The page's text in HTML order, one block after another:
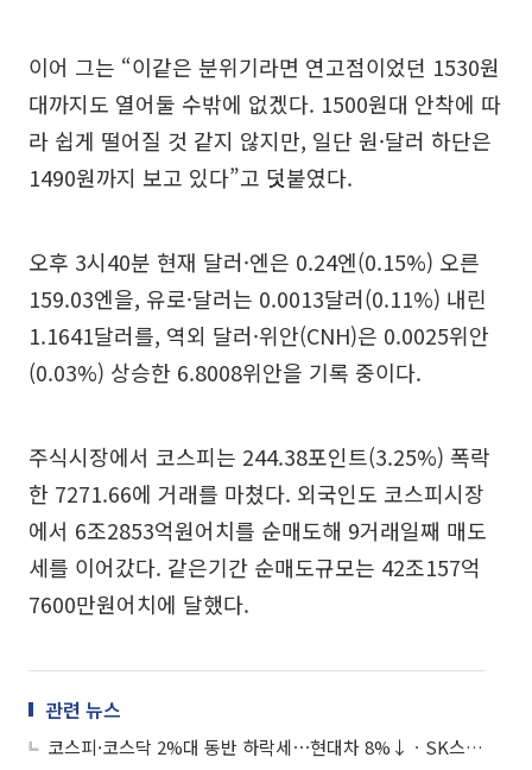
이어 그는 “이같은 분위기라면 연고점이었던 1530원
대까지도 열어둘 수밖에 없겠다. 1500원대 안착에 따
라 쉽게 떨어질 것 같지 않지만, 일단 원·달러 하단은
1490원까지 보고 있다”고 덧붙였다.
오후 3시40분 현재 달러·엔은 0.24엔(0.15%) 오른
159.03엔을, 유로·달러는 0.0013달러(0.11%) 내린
1.1641달러를, 역외 달러·위안(CNH)은 0.0025위안
(0.03%) 상승한 6.8008위안을 기록 중이다.
주식시장에서 코스피는 244.38포인트(3.25%) 폭락
한 7271.66에 거래를 마쳤다. 외국인도 코스피시장
에서 6조2853억원어치를 순매도해 9거래일째 매도
세를 이어갔다. 같은기간 순매도규모는 42조157억
7600만원어치에 달했다.
관련 뉴스
코스피·코스닥 2%대 동반 하락세⋯현대차 8%↓ㆍSK스퀘어 6%↓